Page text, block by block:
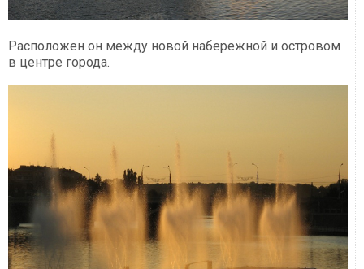
Расположен он между новой набережной и островом
в центре города.